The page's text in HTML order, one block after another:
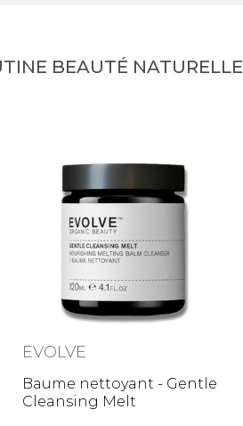
BEAUTÉ NATURELLE
EVOLVE
Baume nettoyant - Gentle
Cleansing Melt